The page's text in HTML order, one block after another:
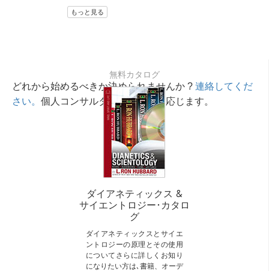
もっと見る
どれから始めるべきか決められませんか ? 連絡してくだ
さい。 個人コンサルタントが相談に応じます。
無料カタログ
ダイアネティックス &
サイエントロジー･カタロ
グ
ダイアネティックスとサイエ
ントロジーの原理とその使用
についてさらに詳しくお知り
になりたい方は､書籍、オーデ